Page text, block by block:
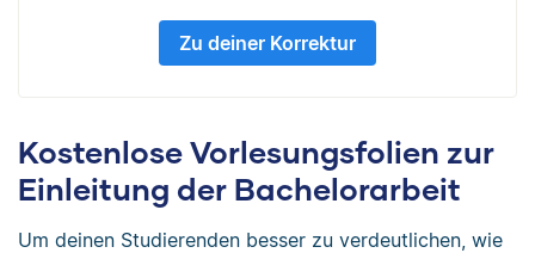
Zu deiner Korrektur
Kostenlose Vorlesungsfolien zur
Einleitung der Bachelorarbeit
Um deinen Studierenden besser zu verdeutlichen, wie